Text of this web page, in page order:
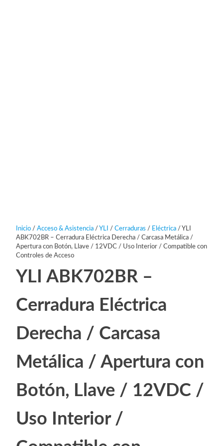
Inicio/ Acceso & Asistencia/ YLI / Cerraduras / Eléctrica/ YLI
ABK702BR – Cerradura Eléctrica Derecha / Carcasa Metálica /
Apertura con Botón, Llave / 12VDC / Uso Interior / Compatible con
Controles de Acceso
YLI ABK702BR –
Cerradura Eléctrica
Derecha / Carcasa
Metálica / Apertura con
Botón, Llave / 12VDC /
Uso Interior /